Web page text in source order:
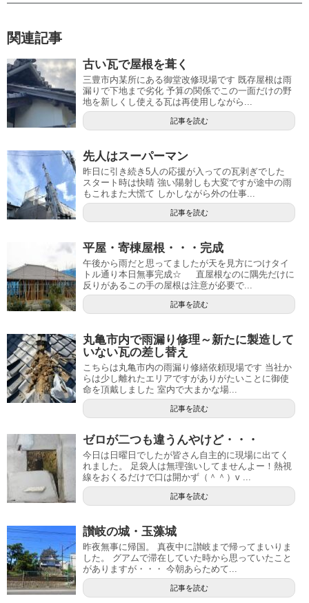
関連記事
古い瓦で屋根を葺く
三豊市内某所にある御堂改修現場です 既存屋根は雨
漏りで下地まで劣化 予算の関係でこの一面だけの野
地を新しくし使える瓦は再使用しながら...
記事を読む
先人はスーパーマン
昨日に引き続き5人の応援が入っての瓦剥ぎでした
スタート時は快晴 強い陽射しも大変ですが途中の雨
もこれまた大慌て しかしながら外の仕事...
記事を読む
平屋・寄棟屋根・・・完成
午後から雨だと思ってましたが天を見方につけタイ
トル通り本日無事完成☆ 直屋根なのに隅先だけに
反りがあるこの手の屋根は注意が必要で...
記事を読む
丸亀市内で雨漏り修理～新たに製造して
いない瓦の差し替え
こちらは丸亀市内の雨漏り修繕依頼現場です 当社か
らは少し離れたエリアですがありがたいことに御使
命を頂戴しました 室内で大まかな場...
記事を読む
ゼロが二つも違うんやけど・・・
今日は日曜日でしたが皆さん自主的に現場に出てく
れました。 足袋人は無理強いしてませんよー！熱視
線をおくるだけで口は開かず（＾＾）v ...
記事を読む
讃岐の城・玉藻城
昨夜無事に帰国。 真夜中に讃岐まで帰ってまいりま
した。 グアムで滞在していた時から思っていたこと
がありますが・・・ 今朝あらためて...
記事を読む